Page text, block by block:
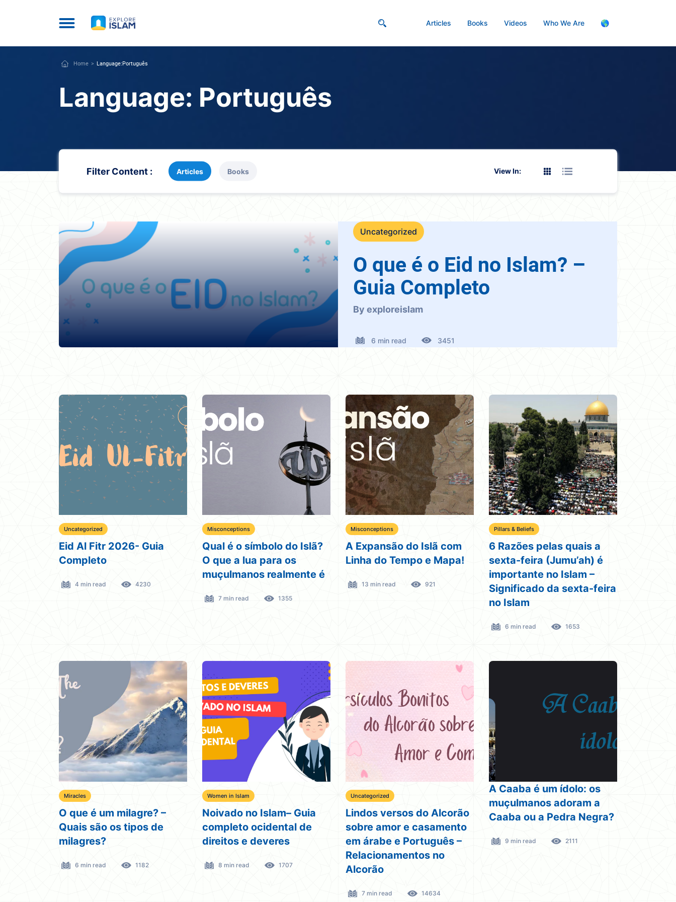
Articles Books Videos Who We Are 🌎
Home Language:Português
Language: Português
Filter Content : Articles Books View In:
Uncategorized
O que é o Eid no Islam? –
Guia Completo
By exploreislam
6 min read 3451
Uncategorized
Eid Al Fitr 2026- Guia
Completo
4 min read 4230
Misconceptions
Qual é o símbolo do Islã?
O que a lua para os
muçulmanos realmente é
7 min read 1355
Misconceptions
A Expansão do Islã com
Linha do Tempo e Mapa!
13 min read 921
Pillars & Beliefs
6 Razões pelas quais a
sexta-feira (Jumu’ah) é
importante no Islam –
Significado da sexta-feira
no Islam
6 min read 1653
Miracles
O que é um milagre? –
Quais são os tipos de
milagres?
6 min read 1182
Women in Islam
Noivado no Islam– Guia
completo ocidental de
direitos e deveres
8 min read 1707
Uncategorized
Lindos versos do Alcorão
sobre amor e casamento
em árabe e Português –
Relacionamentos no
Alcorão
7 min read 14634
A Caaba é um ídolo: os
muçulmanos adoram a
Caaba ou a Pedra Negra?
9 min read 2111